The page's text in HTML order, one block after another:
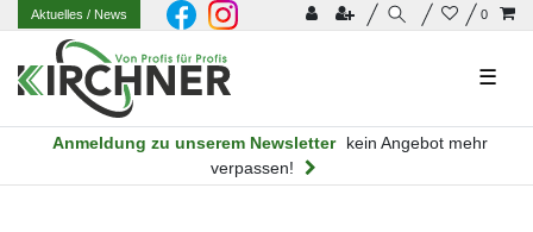
0
Aktuelles/ News
☰
Anmeldung zu unserem Newsletter
kein Angebot mehr
verpassen!